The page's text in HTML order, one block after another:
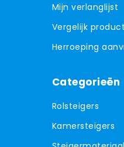
Mijn verlanglijst
Vergelijk
Herroeping
Categorieën
Rolsteigers
Kamersteigers